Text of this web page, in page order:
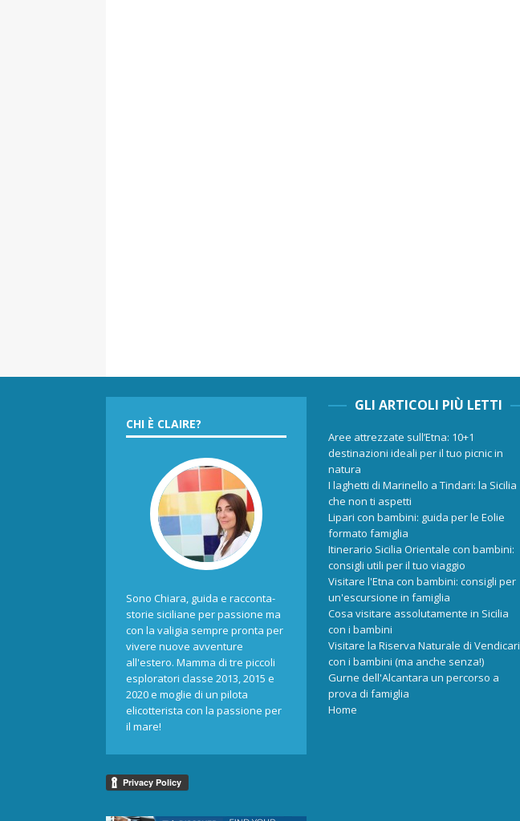
CHI È CLAIRE?
Sono Chiara, guida e racconta-
storie siciliane per passione ma
con la valigia sempre pronta per
vivere nuove avventure
all'estero. Mamma di tre piccoli
esploratori classe 2013, 2015 e
2020 e moglie di un pilota
elicotterista con la passione per
il mare!
GLI ARTICOLI PIÙ LETTI
Aree attrezzate sull’Etna: 10+1
destinazioni ideali per il tuo picnic in
natura
I laghetti di Marinello a Tindari: la Sicilia
che non ti aspetti
Lipari con bambini: guida per le Eolie
formato famiglia
Itinerario Sicilia Orientale con bambini:
consigli utili per il tuo viaggio
Visitare l'Etna con bambini: consigli per
un'escursione in famiglia
Cosa visitare assolutamente in Sicilia
con i bambini
Visitare la Riserva Naturale di Vendicari
con i bambini (ma anche senza!)
Gurne dell'Alcantara un percorso a
prova di famiglia
Home